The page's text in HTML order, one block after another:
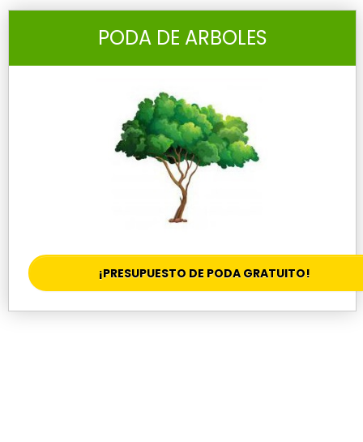
PODA DE ARBOLES
¡PRESUPUESTO DE PODA GRATUITO!